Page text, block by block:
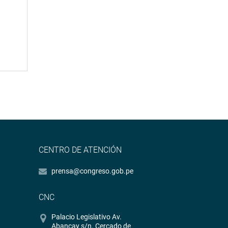
CENTRO DE ATENCIÓN
prensa@congreso.gob.pe
CNC
Palacio Legislativo Av.
Abancay s/n. Cercado de